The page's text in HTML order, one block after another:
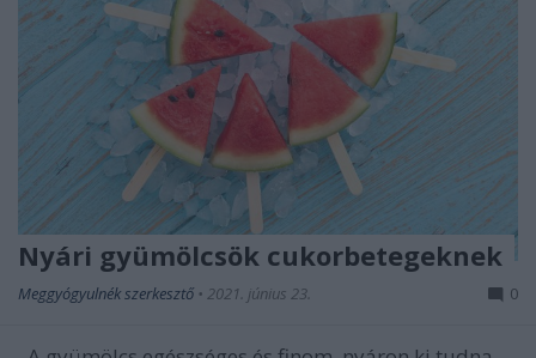
Nyári gyümölcsök cukorbetegeknek
Meggyógyulnék szerkesztő • 2021. június 23. 0